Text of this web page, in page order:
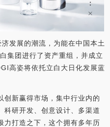
发展的潮流，为能在中国本土
集团进行了资产重组，并成立
高姿将依托立白大日化发展蓝
创新赢得市场，集中行业内的
科研开发、创意设计、多渠道
力打造之下，这个拥有多年历